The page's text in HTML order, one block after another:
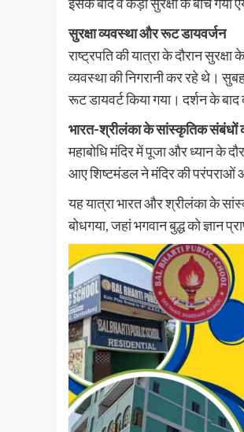
सुरक्षा व्यवस्था और रूट डायवर्जन
राष्ट्रपति की यात्रा के दौरान
व्यवस्था की निगरानी कर रहे थे।
रूट डायवर्ट किया गया। दर्शन के
भारत-श्रीलंका के सांस्कृतिक संबंधों
महाबोधि मंदिर में पूजा और ध्यान के
आए शिष्टमंडल ने मंदिर की परंपराओं
यह यात्रा भारत और श्रीलंका के
बोधगया, जहां भगवान बुद्ध को ज्ञान